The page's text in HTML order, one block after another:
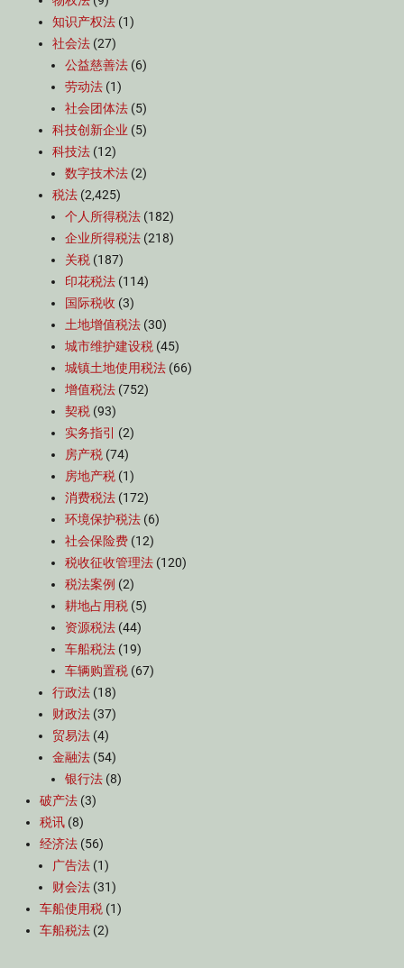
知识产权法 (1)
社会法 (27)
公益慈善法 (6)
劳动法 (1)
社会团体法 (5)
科技创新企业 (5)
科技法 (12)
数字技术法 (2)
税法 (2,425)
个人所得税法 (182)
企业所得税法 (218)
关税 (187)
印花税法 (114)
国际税收 (3)
土地增值税法 (30)
城市维护建设税 (45)
城镇土地使用税法 (66)
增值税法 (752)
契税 (93)
实务指引
(2)
房产税 (74)
房地产税 (1)
消费税法 (172)
环境保护税法 (6)
社会保险费 (12)
税收征收管理法 (120)
税法案例 (2)
耕地占用税 (5)
资源税法 (44)
车船税法 (19)
车辆购置税 (67)
行政法 (18)
财政法 (37)
贸易法 (4)
金融法 (54)
银行法 (8)
破产法 (3)
税讯 (8)
经济法 (56)
广告法 (1)
财会法 (31)
车船使用税 (1)
车船税法 (2)